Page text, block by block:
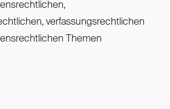
verfassungsrechtlichen
Themen